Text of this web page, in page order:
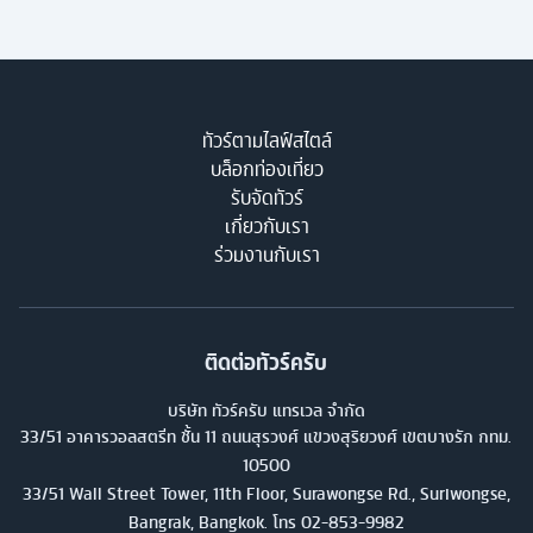
ทัวร์ตามไลฟ์สไตล์
บล็อกท่องเที่ยว
รับจัดทัวร์
เกี่ยวกับเรา
ร่วมงานกับเรา
ติดต่อทัวร์ครับ
บริษัท ทัวร์ครับ แทรเวล จำกัด
33/51 อาคารวอลสตรีท ชั้น 11 ถนนสุรวงศ์ แขวงสุริยวงศ์ เขตบางรัก กทม.
10500
33/51 Wall Street Tower, 11th Floor, Surawongse Rd., Suriwongse,
Bangrak, Bangkok. โทร 02-853-9982